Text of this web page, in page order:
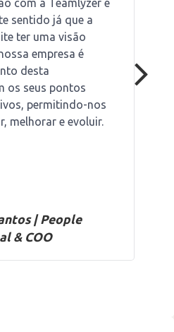
com a Teamlyzer é
sentido já que a
ter uma visão
empresa é
desta
os seus pontos
permitindo-nos
melhorar e evoluir.
| People
& COO